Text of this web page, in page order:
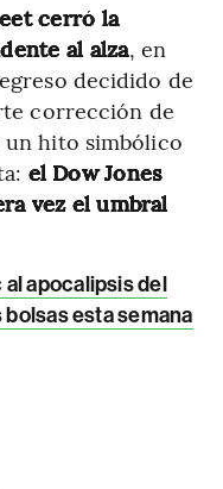
cerró la
al alza, en
decidido de
corrección de
hito simbólico
el Dow Jones
vez el umbral
apocalipsis del
esta semana